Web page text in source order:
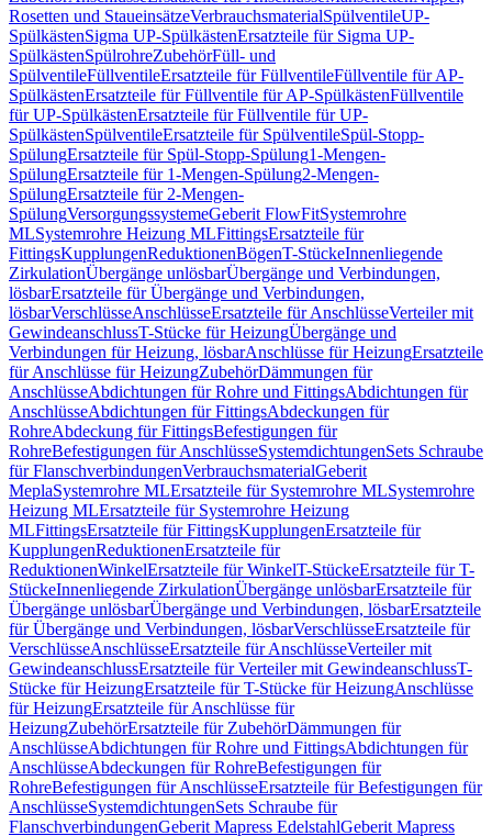
Rosetten und StaueinsätzeVerbrauchsmaterialSpülventileUP-
SpülkästenSigma UP-SpülkästenErsatzteile für Sigma UP-
SpülkästenSpülrohreZubehörFüll- und
SpülventileFüllventileErsatzteile für FüllventileFüllventile für AP-
SpülkästenErsatzteile für Füllventile für AP-SpülkästenFüllventile
für UP-SpülkästenErsatzteile für Füllventile für UP-
SpülkästenSpülventileErsatzteile für SpülventileSpül-Stopp-
SpülungErsatzteile für Spül-Stopp-Spülung1-Mengen-
SpülungErsatzteile für 1-Mengen-Spülung2-Mengen-
SpülungErsatzteile für 2-Mengen-
SpülungVersorgungssystemeGeberit FlowFitSystemrohre
MLSystemrohre Heizung MLFittingsErsatzteile für
FittingsKupplungenReduktionenBögenT-StückeInnenliegende
ZirkulationÜbergänge unlösbarÜbergänge und Verbindungen,
lösbarErsatzteile für Übergänge und Verbindungen,
lösbarVerschlüsseAnschlüsseErsatzteile für AnschlüsseVerteiler mit
GewindeanschlussT-Stücke für HeizungÜbergänge und
Verbindungen für Heizung, lösbarAnschlüsse für HeizungErsatzteile
für Anschlüsse für HeizungZubehörDämmungen für
AnschlüsseAbdichtungen für Rohre und FittingsAbdichtungen für
AnschlüsseAbdichtungen für FittingsAbdeckungen für
RohreAbdeckung für FittingsBefestigungen für
RohreBefestigungen für AnschlüsseSystemdichtungenSets Schraube
für FlanschverbindungenVerbrauchsmaterialGeberit
MeplaSystemrohre MLErsatzteile für Systemrohre MLSystemrohre
Heizung MLErsatzteile für Systemrohre Heizung
MLFittingsErsatzteile für FittingsKupplungenErsatzteile für
KupplungenReduktionenErsatzteile für
ReduktionenWinkelErsatzteile für WinkelT-StückeErsatzteile für T-
StückeInnenliegende ZirkulationÜbergänge unlösbarErsatzteile für
Übergänge unlösbarÜbergänge und Verbindungen, lösbarErsatzteile
für Übergänge und Verbindungen, lösbarVerschlüsseErsatzteile für
VerschlüsseAnschlüsseErsatzteile für AnschlüsseVerteiler mit
GewindeanschlussErsatzteile für Verteiler mit GewindeanschlussT-
Stücke für HeizungErsatzteile für T-Stücke für HeizungAnschlüsse
für HeizungErsatzteile für Anschlüsse für
HeizungZubehörErsatzteile für ZubehörDämmungen für
AnschlüsseAbdichtungen für Rohre und FittingsAbdichtungen für
AnschlüsseAbdeckungen für RohreBefestigungen für
RohreBefestigungen für AnschlüsseErsatzteile für Befestigungen für
AnschlüsseSystemdichtungenSets Schraube für
FlanschverbindungenGeberit Mapress EdelstahlGeberit Mapress